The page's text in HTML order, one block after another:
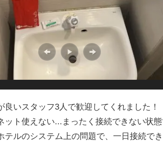
いスタッフ3人で歓迎してくれました！
ット使えない...まったく接続できない状態
テルのシステム上の問題で、一日接続で